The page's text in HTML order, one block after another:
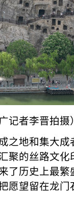
记者李晋拍摄
之地和集大
聚的丝路文
了历史上最
愿望留在龙门